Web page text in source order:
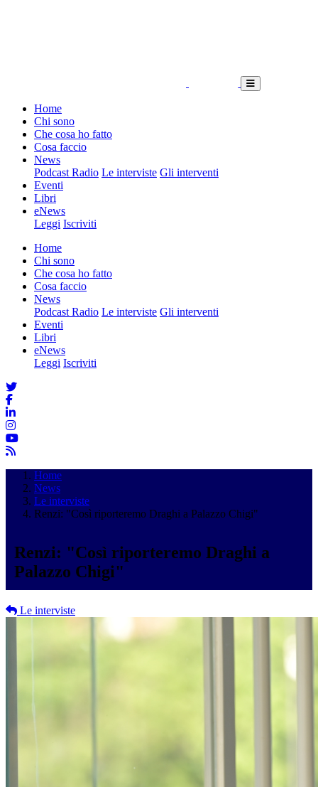
Home
Chi sono
Che cosa ho fatto
Cosa faccio
News
Podcast Radio Le interviste Gli interventi
Eventi
Libri
eNews
Leggi Iscriviti
Home
Chi sono
Che cosa ho fatto
Cosa faccio
News
Podcast Radio Le interviste Gli interventi
Eventi
Libri
eNews
Leggi Iscriviti
Home
News
Le interviste
Renzi: "Così riporteremo Draghi a Palazzo Chigi"
Renzi: "Così riporteremo Draghi a
Palazzo Chigi"
Le interviste